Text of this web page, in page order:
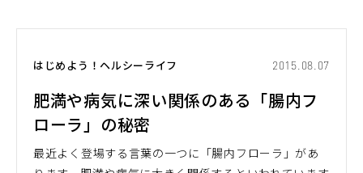
はじめよう！ヘルシーライフ 2015.08.07
肥満や病気に深い関係のある「腸内フ
ローラ」の秘密
最近よく登場する言葉の一つに「腸内フローラ」があ